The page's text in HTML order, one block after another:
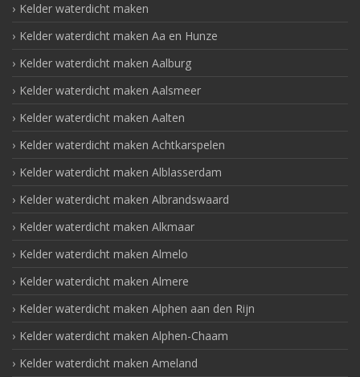
Kelder waterdicht maken
Kelder waterdicht maken Aa en Hunze
Kelder waterdicht maken Aalburg
Kelder waterdicht maken Aalsmeer
Kelder waterdicht maken Aalten
Kelder waterdicht maken Achtkarspelen
Kelder waterdicht maken Alblasserdam
Kelder waterdicht maken Albrandswaard
Kelder waterdicht maken Alkmaar
Kelder waterdicht maken Almelo
Kelder waterdicht maken Almere
Kelder waterdicht maken Alphen aan den Rijn
Kelder waterdicht maken Alphen-Chaam
Kelder waterdicht maken Ameland